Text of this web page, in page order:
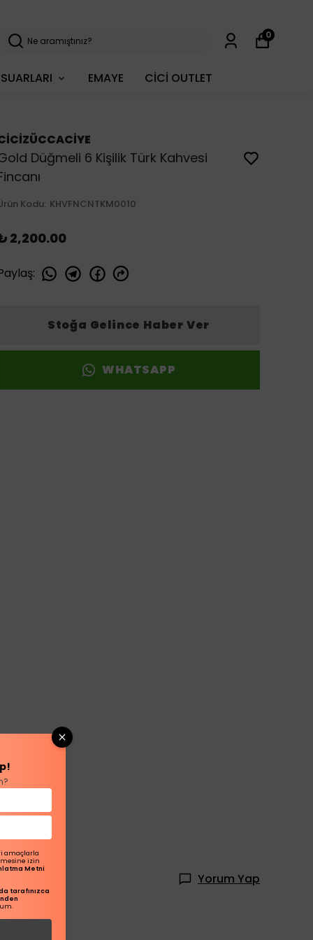
EMAYE CİCİ OUTLET
0
Düğmeli 6 Kişilik Türk Kahvesi
Kodu: KHVFNCNTKM0010
2,200.00
:
Stoğa Gelince Haber Ver
WHATSAPP
Yorum Yap
amaçlarla
izin
Metni
tarafınızca